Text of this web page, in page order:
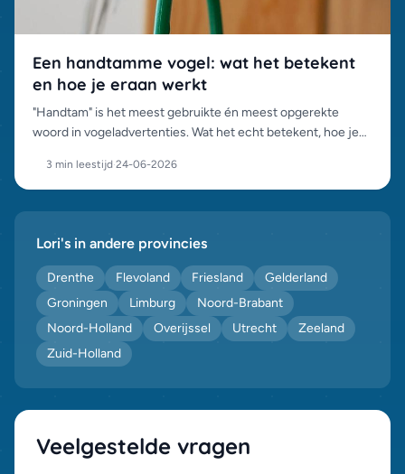
Een handtamme vogel: wat het betekent
en hoe je eraan werkt
"Handtam" is het meest gebruikte én meest opgerekte
woord in vogeladvertenties. Wat het echt betekent, hoe je
3 min leestijd·24-06-2026
Lori's in andere provincies
Drenthe Flevoland Friesland
Gelderland
Groningen
Limburg
Noord-Brabant
Noord-Holland
Overijssel Utrecht
Zeeland
Zuid-Holland
Veelgestelde vragen